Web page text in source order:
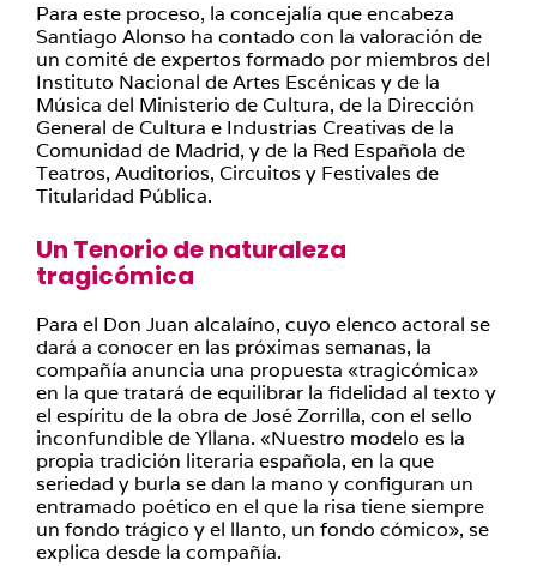
Para este proceso, la concejalía que encabeza
Santiago Alonso ha contado con la valoración de
un comité de expertos formado por miembros del
Instituto Nacional de Artes Escénicas y de la
Música del Ministerio de Cultura, de la Dirección
General de Cultura e Industrias Creativas de la
Comunidad de Madrid, y de la Red Española de
Teatros, Auditorios, Circuitos y Festivales de
Titularidad Pública.
Un Tenorio de naturaleza
tragicómica
Para el Don Juan alcalaíno, cuyo elenco actoral se
dará a conocer en las próximas semanas, la
compañía anuncia una propuesta «tragicómica»
en la que tratará de equilibrar la fidelidad al texto y
el espíritu de la obra de José Zorrilla, con el sello
inconfundible de Yllana. «Nuestro modelo es la
propia tradición literaria española, en la que
seriedad y burla se dan la mano y configuran un
entramado poético en el que la risa tiene siempre
un fondo trágico y el llanto, un fondo cómico», se
explica desde la compañía.